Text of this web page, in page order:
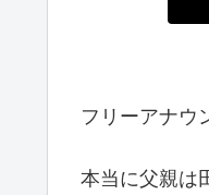
フリーアナウ
本当に父親は